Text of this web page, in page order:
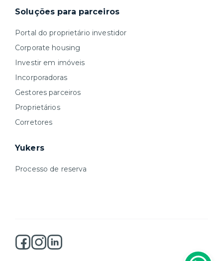
Soluções para parceiros
Portal do proprietário investidor
Corporate housing
Investir em imóveis
Incorporadoras
Gestores parceiros
Proprietários
Corretores
Yukers
Processo de reserva